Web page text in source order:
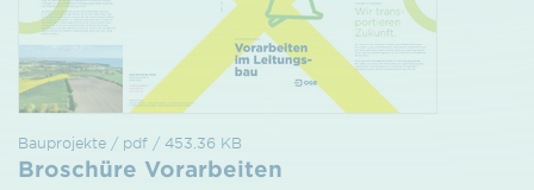
Bauprojekte / pdf / 453.36 KB
Broschüre Vorarbeiten